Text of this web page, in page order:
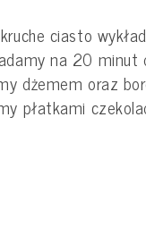
ciasto
na 20 minut
dżemem oraz
płatkami